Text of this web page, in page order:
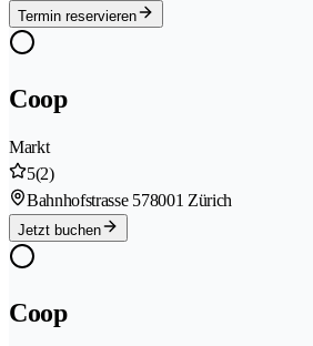
Termin reservieren
Coop
Markt
5(2)
Bahnhofstrasse 578001 Zürich
Jetzt buchen
Coop